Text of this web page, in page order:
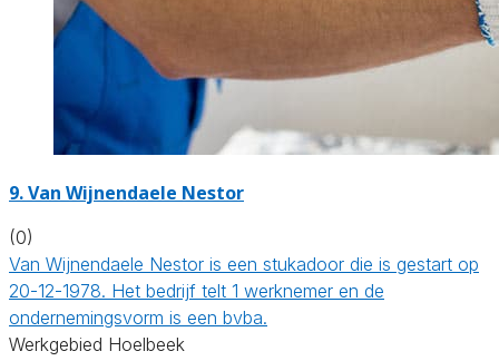
9. Van Wijnendaele Nestor
(0)
Van Wijnendaele Nestor is een stukadoor die is gestart op
20-12-1978. Het bedrijf telt 1 werknemer en de
ondernemingsvorm is een bvba.
Werkgebied Hoelbeek